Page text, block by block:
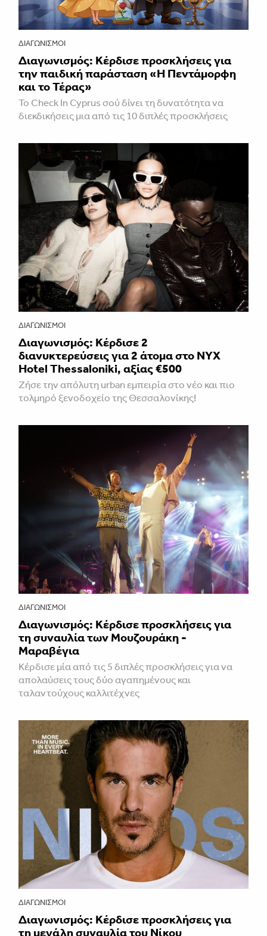
ΔΙΑΓΩΝΙΣΜΟΊ
Διαγωνισμός: Κέρδισε προσκλήσεις για
την παιδική παράσταση «H Πεντάμορφη
και το Τέρας»
Το Check In Cyprus σού δίνει τη δυνατότητα να
διεκδικήσεις μια από τις 10 διπλές προσκλήσεις
ΔΙΑΓΩΝΙΣΜΟΊ
Διαγωνισμός: Κέρδισε 2
διανυκτερεύσεις για 2 άτομα στο NYX
Hotel Thessaloniki, αξίας €500
Ζήσε την απόλυτη urban εμπειρία στο νέο και πιο
τολμηρό ξενοδοχείο της Θεσσαλονίκης!
ΔΙΑΓΩΝΙΣΜΟΊ
Διαγωνισμός: Κέρδισε προσκλήσεις για
τη συναυλία των Μουζουράκη -
Μαραβέγια
Κέρδισε μία από τις 5 διπλές προσκλήσεις για να
απολαύσεις τους δύο αγαπημένους και
ταλαντούχους καλλιτέχνες
ΔΙΑΓΩΝΙΣΜΟΊ
Διαγωνισμός: Κέρδισε προσκλήσεις για
τη μεγάλη συναυλία του Νίκου